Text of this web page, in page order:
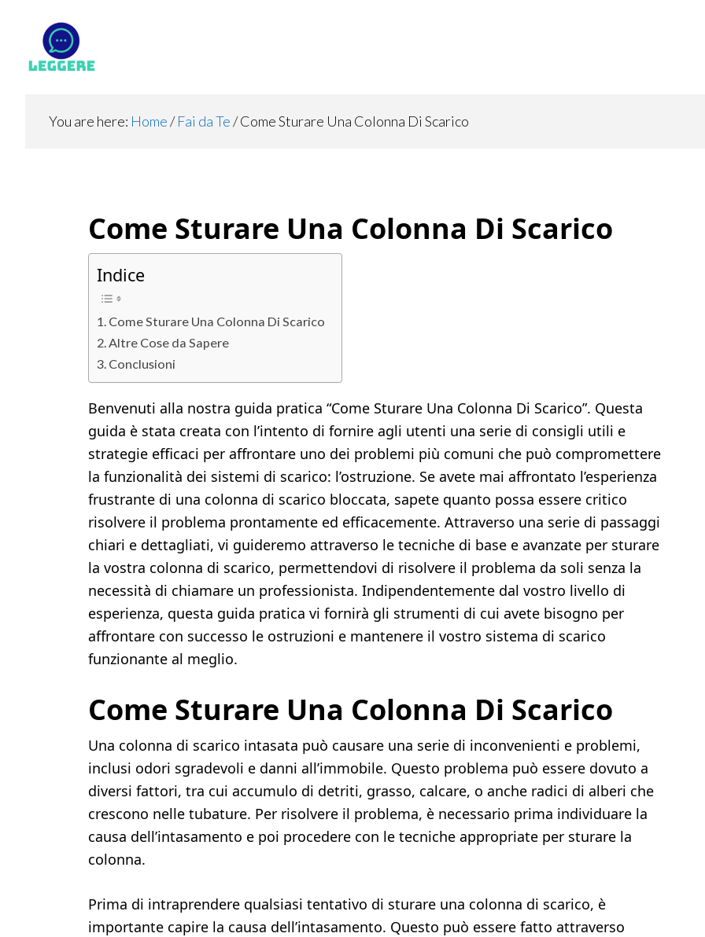
primary
footer
You are here: Home/ Fai da Te/Come Sturare Una Colonna Di Scarico
Come Sturare Una Colonna Di Scarico
Indice
Come Sturare Una Colonna Di Scarico
Altre Cose da Sapere
Conclusioni
Benvenuti alla nostra guida pratica “Come Sturare Una Colonna Di Scarico”. Questa
guida è stata creata con l’intento di fornire agli utenti una serie di consigli utili e
strategie efficaci per affrontare uno dei problemi più comuni che può compromettere
la funzionalità dei sistemi di scarico: l’ostruzione. Se avete mai affrontato l’esperienza
frustrante di una colonna di scarico bloccata, sapete quanto possa essere critico
risolvere il problema prontamente ed efficacemente. Attraverso una serie di passaggi
chiari e dettagliati, vi guideremo attraverso le tecniche di base e avanzate per sturare
la vostra colonna di scarico, permettendovi di risolvere il problema da soli senza la
necessità di chiamare un professionista. Indipendentemente dal vostro livello di
esperienza, questa guida pratica vi fornirà gli strumenti di cui avete bisogno per
affrontare con successo le ostruzioni e mantenere il vostro sistema di scarico
funzionante al meglio.
Come Sturare Una Colonna Di Scarico
Una colonna di scarico intasata può causare una serie di inconvenienti e problemi,
inclusi odori sgradevoli e danni all’immobile. Questo problema può essere dovuto a
diversi fattori, tra cui accumulo di detriti, grasso, calcare, o anche radici di alberi che
crescono nelle tubature. Per risolvere il problema, è necessario prima individuare la
causa dell’intasamento e poi procedere con le tecniche appropriate per sturare la
colonna.
Prima di intraprendere qualsiasi tentativo di sturare una colonna di scarico, è
importante capire la causa dell’intasamento. Questo può essere fatto attraverso